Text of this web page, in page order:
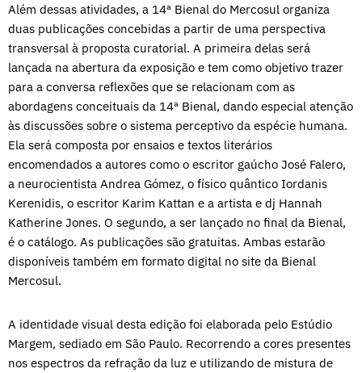
Além dessas atividades, a 14ª Bienal do Mercosul organiza
duas publicações concebidas a partir de uma perspectiva
transversal à proposta curatorial. A primeira delas será
lançada na abertura da exposição e tem como objetivo trazer
para a conversa reflexões que se relacionam com as
abordagens conceituais da 14ª Bienal, dando especial atenção
às discussões sobre o sistema perceptivo da espécie humana.
Ela será composta por ensaios e textos literários
encomendados a autores como o escritor gaúcho José Falero,
a neurocientista Andrea Gómez, o físico quântico Iordanis
Kerenidis, o escritor Karim Kattan e a artista e dj Hannah
Katherine Jones. O segundo, a ser lançado no final da Bienal,
é o catálogo. As publicações são gratuitas. Ambas estarão
disponíveis também em formato digital no site da Bienal
Mercosul.
A identidade visual desta edição foi elaborada pelo Estúdio
Margem, sediado em São Paulo. Recorrendo a cores presentes
nos espectros da refração da luz e utilizando de mistura de